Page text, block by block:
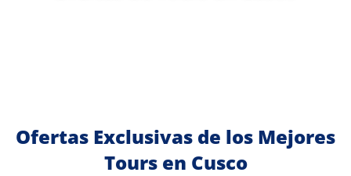
Ofertas Exclusivas de los Mejores
Tours en Cusco